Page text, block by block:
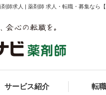
師求人 | 薬剤師 求人・転職・募集なら【
サービス紹介 転